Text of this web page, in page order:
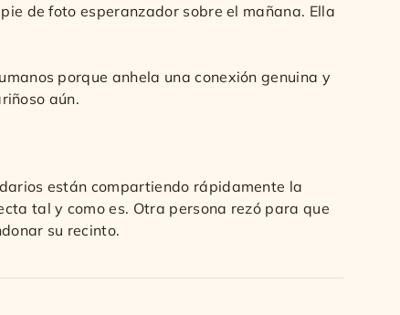
de foto esperanzador sobre el mañana. Ella
porque anhela una conexión genuina y
aún.
están compartiendo rápidamente la
tal y como es. Otra persona rezó para que
su recinto.